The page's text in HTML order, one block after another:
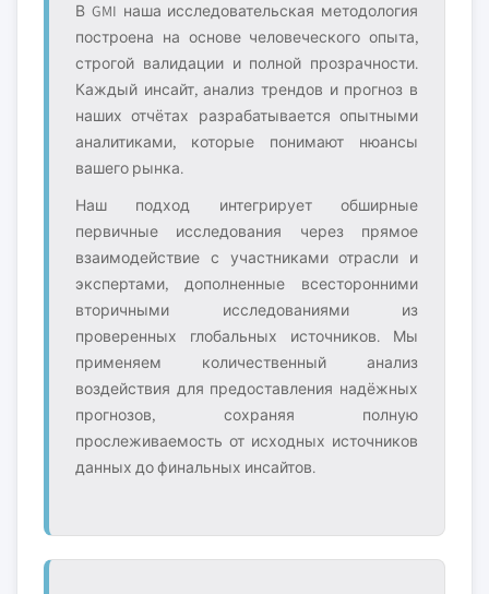
В GMI наша исследовательская методология
построена на основе человеческого опыта,
строгой валидации и полной прозрачности.
Каждый инсайт, анализ трендов и прогноз в
наших отчётах разрабатывается опытными
аналитиками, которые понимают нюансы
вашего рынка.
Наш подход интегрирует обширные
первичные исследования через прямое
взаимодействие с участниками отрасли и
экспертами, дополненные всесторонними
вторичными исследованиями из
проверенных глобальных источников. Мы
применяем количественный анализ
воздействия для предоставления надёжных
прогнозов, сохраняя полную
прослеживаемость от исходных источников
данных до финальных инсайтов.